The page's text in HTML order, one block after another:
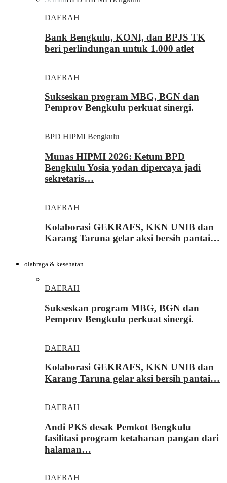
DAERAH
Bank Bengkulu, KONI, dan BPJS TK
beri perlindungan untuk 1.000 atlet
DAERAH
Sukseskan program MBG, BGN dan
Pemprov Bengkulu perkuat sinergi.
BPD HIPMI Bengkulu
Munas HIPMI 2026: Ketum BPD
Bengkulu Yosia yodan dipercaya jadi
sekretaris…
DAERAH
Kolaborasi GEKRAFS, KKN UNIB dan
Karang Taruna gelar aksi bersih pantai…
olahraga & kesehatan
DAERAH
Sukseskan program MBG, BGN dan
Pemprov Bengkulu perkuat sinergi.
DAERAH
Kolaborasi GEKRAFS, KKN UNIB dan
Karang Taruna gelar aksi bersih pantai…
DAERAH
Andi PKS desak Pemkot Bengkulu
fasilitasi program ketahanan pangan dari
halaman…
DAERAH